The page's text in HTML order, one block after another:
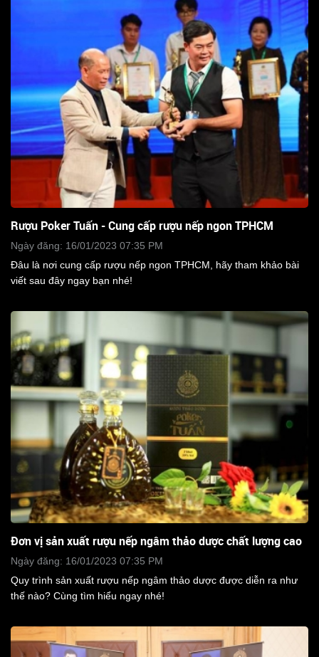
Rượu Poker Tuấn - Cung cấp rượu nếp ngon TPHCM
Ngày đăng: 16/01/2023 07:35 PM
Đâu là nơi cung cấp rượu nếp ngon TPHCM, hãy tham khảo bài
viết sau đây ngay bạn nhé!
Đơn vị sản xuất rượu nếp ngâm thảo dược chất lượng cao
Ngày đăng: 16/01/2023 07:35 PM
Quy trình sản xuất rượu nếp ngâm thảo dược được diễn ra như
thế nào? Cùng tìm hiểu ngay nhé!